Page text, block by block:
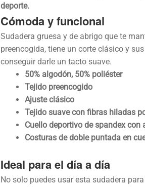
deporte.
Cómoda y funcional
Sudadera gruesa y de abrigo que te
preencogida, tiene un corte clásico y
conseguir darle un tacto suave.
50% algodón, 50% poliéster
Tejido preencogido
Ajuste clásico
Tejido suave con fibras hiladas
Cuello deportivo de spandex con
Costuras de doble puntada en
Ideal para el día a día
No solo puedes usar esta sudadera